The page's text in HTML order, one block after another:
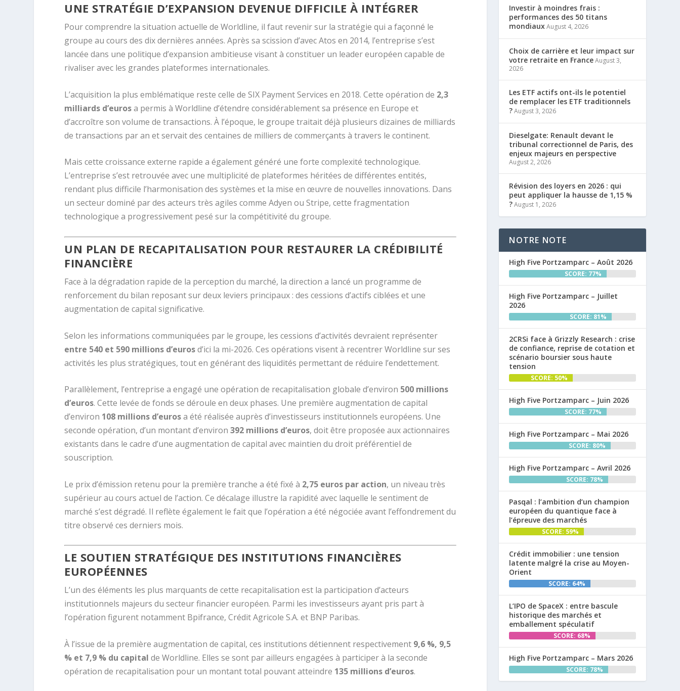
UNE STRATÉGIE D’EXPANSION DEVENUE DIFFICILE À INTÉGRER
Pour comprendre la situation actuelle de Worldline, il faut revenir sur la stratégie qui a façonné le
groupe au cours des dix dernières années. Après sa scission d’avecAtos en 2014, l’entreprise s’est
lancée dans une politique d’expansion ambitieuse visant à constituer un leader européen capable de
rivaliser avec les grandes plateformes internationales.
L’acquisition la plus emblématique reste celle deSIX Payment Services en 2018. Cette opération de 2,3
milliards d’eurosa permis à Worldline d’étendre considérablement sa présence en Europe et
d’accroître son volume de transactions. À l’époque, le groupe traitait déjà plusieurs dizaines de milliards
de transactions par an et servait des centaines de milliers de commerçants à travers le continent.
Mais cette croissance externe rapide a également généré une forte complexité technologique.
L’entreprise s’est retrouvée avec une multiplicité de plateformes héritées de différentes entités,
rendant plus difficile l’harmonisation des systèmes et la mise en œuvre de nouvelles innovations. Dans
un secteur dominé par des acteurs très agiles commeAdyen ouStripe, cette fragmentation
technologique a progressivement pesé sur la compétitivité du groupe.
UN PLAN DE RECAPITALISATION POUR RESTAURER LA CRÉDIBILITÉ
FINANCIÈRE
Face à la dégradation rapide de la perception du marché, la direction a lancé un programme de
renforcement du bilan reposant sur deux leviers principaux : des cessions d’actifs ciblées et une
augmentation de capital significative.
Selon les informations communiquées par le groupe, les cessions d’activités devraient représenter
entre 540 et 590 millions d’eurosd’ici la mi-2026. Ces opérations visent à recentrer Worldline sur ses
activités les plus stratégiques, tout en générant des liquidités permettant de réduire l’endettement.
Parallèlement, l’entreprise a engagé une opération de recapitalisation globale d’environ 500 millions
d’euros. Cette levée de fonds se déroule en deux phases. Une première augmentation de capital
d’environ 108 millions d’eurosa été réalisée auprès d’investisseurs institutionnels européens. Une
seconde opération, d’un montant d’environ392 millions d’euros, doit être proposée aux actionnaires
existants dans le cadre d’une augmentation de capital avec maintien du droit préférentiel de
souscription.
Le prix d’émission retenu pour la première tranche a été fixé à 2,75 euros par action, un niveau très
supérieur au cours actuel de l’action. Ce décalage illustre la rapidité avec laquelle le sentiment de
marché s’est dégradé. Il reflète également le fait que l’opération a été négociée avant l’effondrement du
titre observé ces derniers mois.
LE SOUTIEN STRATÉGIQUE DES INSTITUTIONS FINANCIÈRES
EUROPÉENNES
L’un des éléments les plus marquants de cette recapitalisation est la participation d’acteurs
institutionnels majeurs du secteur financier européen. Parmi les investisseurs ayant pris part à
l’opération figurent notamment Bpifrance,Crédit Agricole S.A. et BNP Paribas.
À l’issue de la première augmentation de capital, ces institutions détiennent respectivement 9,6 %, 9,5
% et 7,9 % du capital de Worldline. Elles se sont par ailleurs engagées à participer à la seconde
opération de recapitalisation pour un montant total pouvant atteindre 135 millions d’euros.
Investir à moindres frais :
performances des 50 titans
mondiauxAugust 4, 2026
Choix de carrière et leur impact sur
votre retraite en FranceAugust 3,
2026
Les ETF actifs ont-ils le potentiel
de remplacer les ETF traditionnels
?August 3, 2026
Dieselgate: Renault devant le
tribunal correctionnel de Paris, des
enjeux majeurs en perspective
August 2, 2026
Révision des loyers en 2026 : qui
peut appliquer la hausse de 1,15 %
?August 1, 2026
NOTRE NOTE
High Five Portzamparc – Août 2026
SCORE: 77%
High Five Portzamparc – Juillet
2026
SCORE: 81%
2CRSi face à Grizzly Research : crise
de confiance, reprise de cotation et
scénario boursier sous haute
tension
SCORE: 50%
High Five Portzamparc – Juin 2026
SCORE: 77%
High Five Portzamparc – Mai 2026
SCORE: 80%
High Five Portzamparc – Avril 2026
SCORE: 78%
Pasqal : l’ambition d’un champion
européen du quantique face à
l’épreuve des marchés
SCORE: 59%
Crédit immobilier : une tension
latente malgré la crise au Moyen-
Orient
SCORE: 64%
L’IPO de SpaceX : entre bascule
historique des marchés et
emballement spéculatif
SCORE: 68%
High Five Portzamparc – Mars 2026
SCORE: 78%